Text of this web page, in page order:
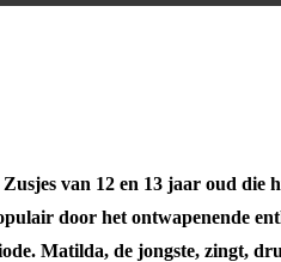
van 12 en 13 jaar oud
door het ontwapenende
Matilda, de jongste, zingt,